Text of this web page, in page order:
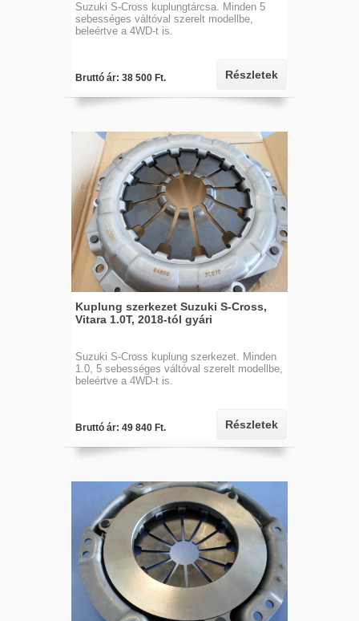
Suzuki S-Cross kuplungtárcsa. Minden 5
sebességes váltóval szerelt modellbe,
beleértve a 4WD-t is.
Bruttó ár: 38 500 Ft. Részletek
Kuplung szerkezet Suzuki S-Cross,
Vitara 1.0T, 2018-tól gyári
Suzuki S-Cross kuplung szerkezet. Minden
1.0, 5 sebességes váltóval szerelt modellbe,
beleértve a 4WD-t is.
Bruttó ár: 49 840 Ft. Részletek